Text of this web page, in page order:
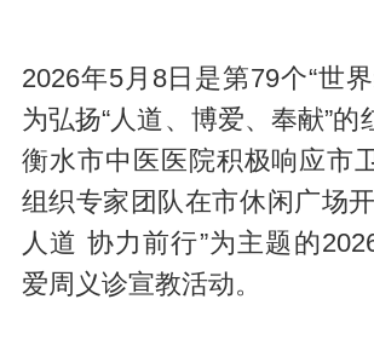
2026年5月8日是第79个“世界
为弘扬“人道、博爱、奉献”的
衡水市中医医院积极响应市
组织专家团队在市休闲广场
人道 协力前行”为主题的
爱周义诊宣教活动。